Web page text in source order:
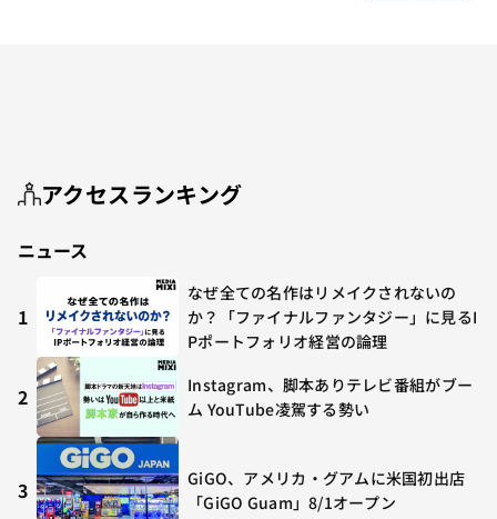
アクセスランキング
ニュース
1
なぜ全ての名作はリメイクされないの
か？「ファイナルファンタジー」に見るI
Pポートフォリオ経営の論理
2
Instagram、脚本ありテレビ番組がブー
ム YouTube凌駕する勢い
3
GiGO、アメリカ・グアムに米国初出店
「GiGO Guam」8/1オープン